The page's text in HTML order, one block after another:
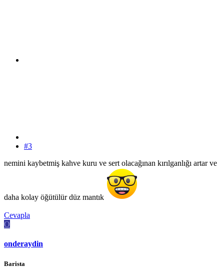
#3
nemini kaybetmiş kahve kuru ve sert olacağınan kırılganlığı artar ve
daha kolay öğütülür düz mantık
Cevapla
O
onderaydin
Barista